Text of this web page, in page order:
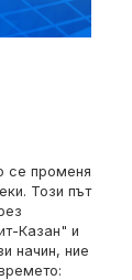
се променя
Този път
Казан" и
начин, ние